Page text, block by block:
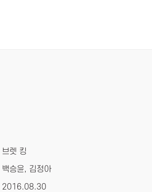
브렛 킹
백승윤, 김정아
2016.08.30